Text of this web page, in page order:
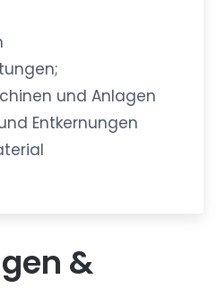
und Anlagen
Entkernungen
&